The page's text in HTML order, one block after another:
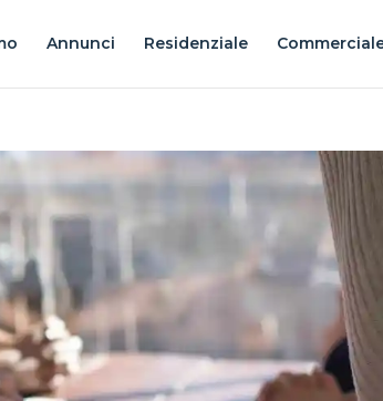
Annunci Residenziale